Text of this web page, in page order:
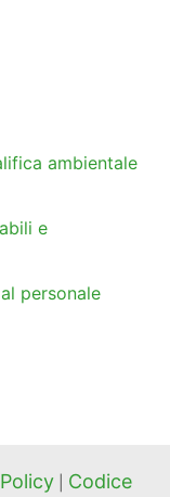
ambientale
e
personale
Codice